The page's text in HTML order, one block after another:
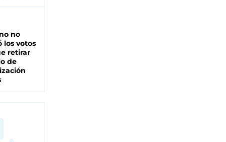
no
los votos
retirar
de